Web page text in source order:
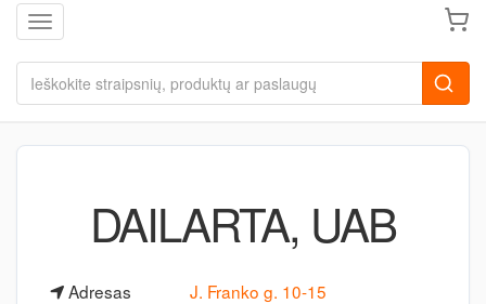
Toggle navigation
DAILARTA, UAB
Adresas
J. Franko g. 10-15